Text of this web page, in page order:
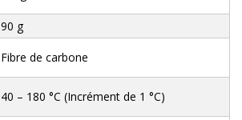
90 g
Fibre de carbone
40 – 180 °C (Incrément de 1 °C)